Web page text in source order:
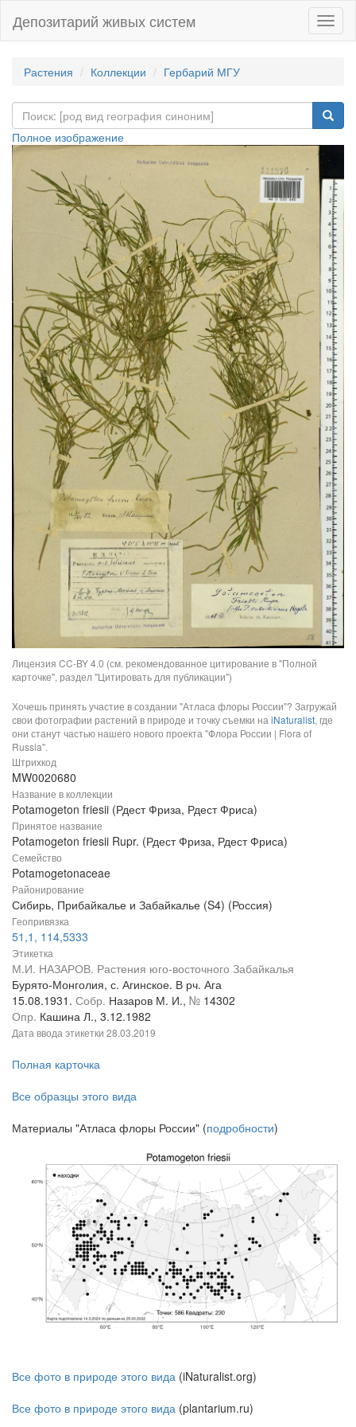
Депозитарий живых систем
Растения Коллекции Гербарий МГУ
Полное изображение
Лицензия CC-BY 4.0 (см. рекомендованное цитирование в "Полной
карточке", раздел "Цитировать для публикации")
Хочешь принять участие в создании "Атласа флоры России"? Загружай
свои фотографии растений в природе и точку съемки на iNaturalist, где
они станут частью нашего нового проекта "Флора России | Flora of
Russia".
Штрихкод
MW0020680
Название в коллекции
Potamogeton friesii (Рдест Фриза, Рдест Фриса)
Принятое название
Potamogeton friesii Rupr. (Рдест Фриза, Рдест Фриса)
Семейство
Potamogetonaceae
Районирование
Сибирь, Прибайкалье и Забайкалье (S4) (Россия)
Геопривязка
51,1, 114,5333
Этикетка
М.И. НАЗАРОВ. Растения юго-восточного Забайкалья
Бурято-Монголия, с. Агинское. В рч. Ага
15.08.1931. Собр. Назаров М. И., № 14302
Опр. Кашина Л., 3.12.1982
Дата ввода этикетки 28.03.2019
Полная карточка
Все образцы этого вида
Материалы "Атласа флоры России" (подробности)
Все фото в природе этого вида (iNaturalist.org)
Все фото в природе этого вида (plantarium.ru)